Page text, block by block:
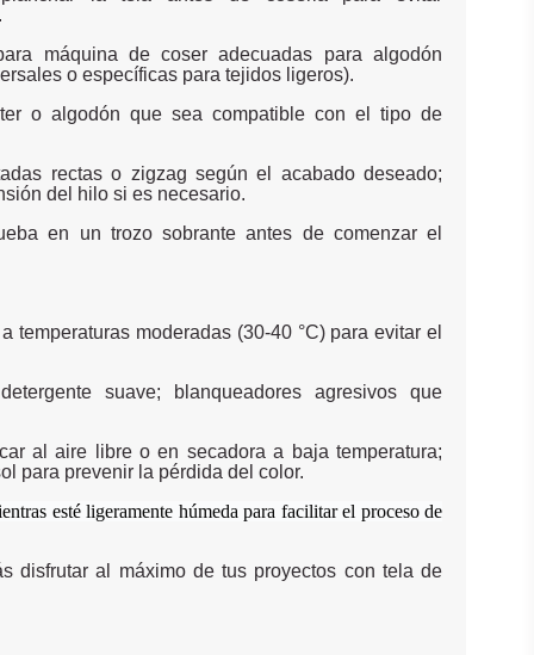
máquina de coser adecuadas para algodón
o específicas para tejidos ligeros).
o algodón que sea compatible con el tipo de
rectas o zigzag según el acabado deseado;
del hilo si es necesario.
en un trozo sobrante antes de comenzar el
temperaturas moderadas (30-40 °C) para evitar el
suave; blanqueadores agresivos que
al aire libre o en secadora a baja temperatura;
para prevenir la pérdida del color.
esté ligeramente húmeda para facilitar el proceso de
disfrutar al máximo de tus proyectos con tela de